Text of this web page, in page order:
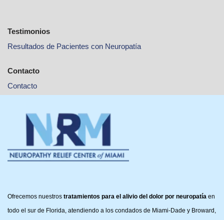
Testimonios
Resultados de Pacientes con Neuropatía
Contacto
Contacto
Ofrecemos nuestros tratamientos para el alivio del dolor por neuropatía en
todo el sur de Florida, atendiendo a los condados de Miami-Dade y Broward,